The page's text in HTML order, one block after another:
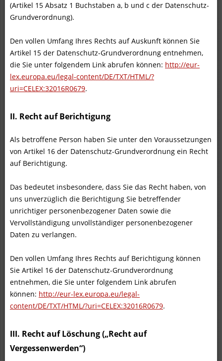
(Artikel 15 Absatz 1 Buchstaben a, b und c der Datenschutz-
Grundverordnung).
Den vollen Umfang Ihres Rechts auf Auskunft können Sie
Artikel 15 der Datenschutz-Grundverordnung entnehmen,
die Sie unter folgendem Link abrufen können: http://eur-
lex.europa.eu/legal-content/DE/TXT/HTML/?
uri=CELEX:32016R0679.
II. Recht auf Berichtigung
Als betroffene Person haben Sie unter den Voraussetzungen
von Artikel 16 der Datenschutz-Grundverordnung ein Recht
auf Berichtigung.
Das bedeutet insbesondere, dass Sie das Recht haben, von
uns unverzüglich die Berichtigung Sie betreffender
unrichtiger personenbezogener Daten sowie die
Vervollständigung unvollständiger personenbezogener
Daten zu verlangen.
Den vollen Umfang Ihres Rechts auf Berichtigung können
Sie Artikel 16 der Datenschutz-Grundverordnung
entnehmen, die Sie unter folgendem Link abrufen
können: http://eur-lex.europa.eu/legal-
content/DE/TXT/HTML/?uri=CELEX:32016R0679.
III. Recht auf Löschung („Recht auf
Vergessenwerden“)